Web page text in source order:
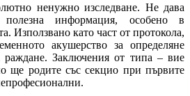
ненужно изследване. Не дава
полезна информация, особено в
Използвано като част от протокола,
акушерство за определяне
Заключения от типа – вие
ще родите със секцио при първите